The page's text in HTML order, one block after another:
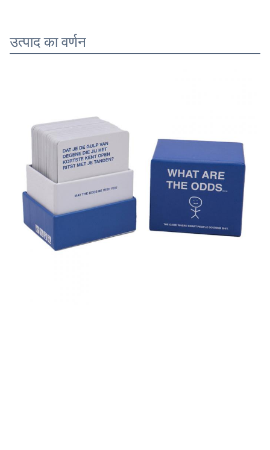
उत्पाद का वर्णन